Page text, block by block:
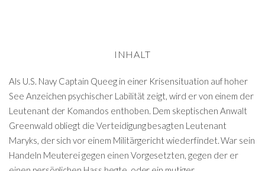
INHALT
Als U.S. Navy Captain Queeg in einer Krisensituation auf hoher
See Anzeichen psychischer Labilität zeigt, wird er von einem der
Leutenant der Komandos enthoben. Dem skeptischen Anwalt
Greenwald obliegt die Verteidigung besagten Leutenant
Maryks, der sich vor einem Militärgericht wiederfindet. War sein
Handeln Meuterei gegen einen Vorgesetzten, gegen der er